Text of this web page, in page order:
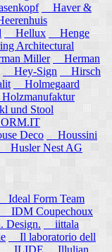
Haver &
Hellux
Henge
Architectural
Miller
Herman
Hey-Sign
Hirsch
Holmegaard
und Stool
Deco
Houssini
Husler Nest AG
Ideal Form Team
IDM Coupechoux
Design.
iittala
Il laboratorio dell